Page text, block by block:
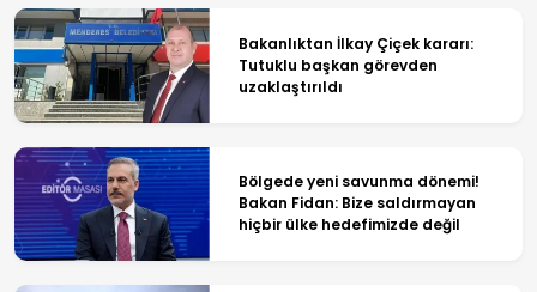
Bakanlıktan İlkay Çiçek kararı:
Tutuklu başkan görevden
uzaklaştırıldı
Bölgede yeni savunma dönemi!
Bakan Fidan: Bize saldırmayan
hiçbir ülke hedefimizde değil